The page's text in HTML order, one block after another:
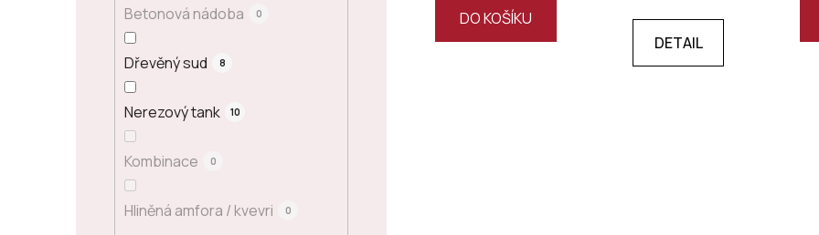
Betonová nádoba 0
Dřevěný sud 8
Nerezový tank 10
Kombinace 0
Hliněná amfora / kvevri 0
DO KOŠÍKU
5
DETAIL